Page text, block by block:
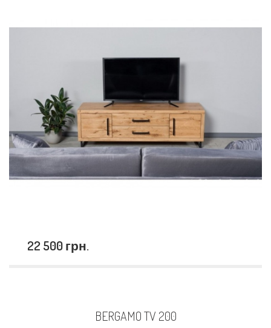
22 500 грн.
BERGAMO TV 200